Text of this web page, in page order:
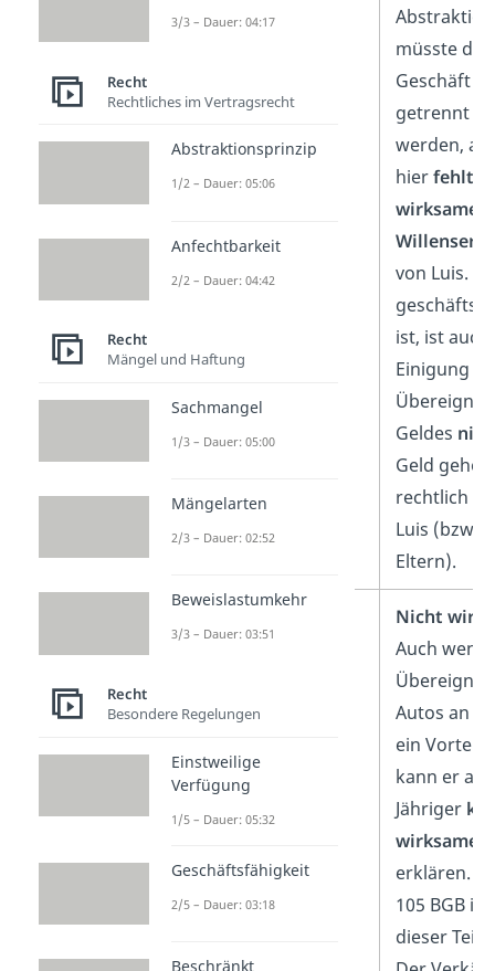
müsste
Geschäft
getrennt
werden,
hierfehlt
wirksamen
von Luis.
ist, ist auch
Einigung
Geldes
Geld
rechtlich
Luis (bzw.
Eltern).
Nicht
Auch wenn
Autos an
ein Vorteil
kann er als
Jähriger
wirksame
erklären.
105 BGB
dieser Teil
3/3 – Dauer: 04:17
Recht
Rechtliches im Vertragsrecht
Abstraktionsprinzip
1/2 – Dauer: 05:06
Anfechtbarkeit
2/2 – Dauer: 04:42
Recht
Mängel und Haftung
Sachmangel
1/3 – Dauer: 05:00
Mängelarten
2/3 – Dauer: 02:52
Beweislastumkehr
3/3 – Dauer: 03:51
Recht
Besondere Regelungen
Einstweilige
Verfügung
1/5 – Dauer: 05:32
Geschäftsfähigkeit
2/5 – Dauer: 03:18
Beschränkt